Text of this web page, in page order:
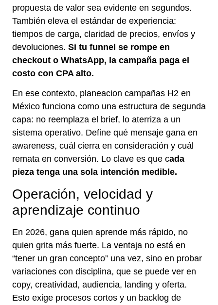
propuesta de valor sea evidente en segundos.
También eleva el estándar de experiencia:
tiempos de carga, claridad de precios, envíos y
devoluciones. Si tu funnel se rompe en
checkout o WhatsApp, la campaña paga el
costo con CPA alto.
En ese contexto, planeacion campañas H2 en
México funciona como una estructura de segunda
capa: no reemplaza el brief, lo aterriza a un
sistema operativo. Define qué mensaje gana en
awareness, cuál cierra en consideración y cuál
remata en conversión. Lo clave es que cada
pieza tenga una sola intención medible.
Operación, velocidad y
aprendizaje continuo
En 2026, gana quien aprende más rápido, no
quien grita más fuerte. La ventaja no está en
“tener un gran concepto” una vez, sino en probar
variaciones con disciplina, que se puede ver en
copy, creatividad, audiencia, landing y oferta.
Esto exige procesos cortos y un backlog de